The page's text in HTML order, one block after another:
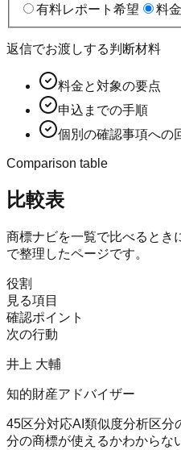
有料レポート希望
料金
返信でお渡しする判断材料
料金と対象の要点
申込までの手順
個別の確認事項への
Comparison table
比較表
商標ナビを一覧で比べるとき
で整理したページです。
役割
見る項目
確認ポイント
次の行動
井上 大輔
知的財産アドバイザー
45区分対応AI類似度分析区分
分の商標が使えるかわからな